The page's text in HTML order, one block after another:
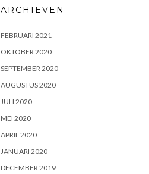
ARCHIEVEN
FEBRUARI 2021
OKTOBER 2020
SEPTEMBER 2020
AUGUSTUS 2020
JULI 2020
MEI 2020
APRIL 2020
JANUARI 2020
DECEMBER 2019